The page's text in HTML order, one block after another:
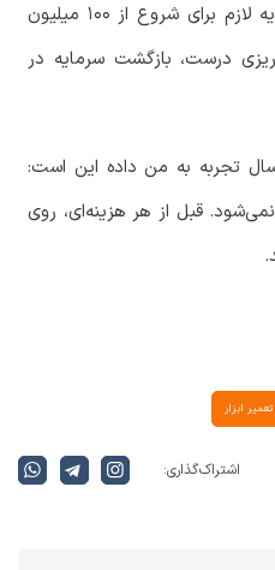
لازم برای شروع از ۱۰۰ میلیون
ریزی درست، بازگشت سرمایه در
تجربه به من داده این است:
نمیشود.قبل از هر هزینهای، روی
.
ابزار
اشتراک گذاری: